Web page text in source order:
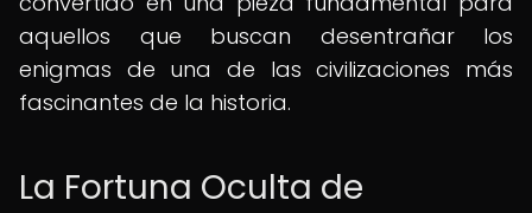
aquellos que buscan desentrañar los
enigmas de una de las civilizaciones más
fascinantes de la historia.
La Fortuna Oculta de